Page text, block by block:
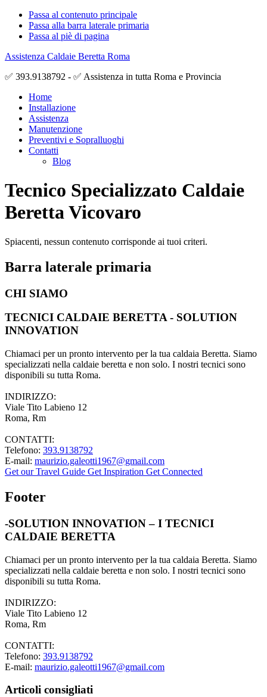
Passa al contenuto principale
Passa alla barra laterale primaria
Passa al piè di pagina
Assistenza Caldaie Beretta Roma
✅ 393.9138792 - ✅ Assistenza in tutta Roma e Provincia
Home
Installazione
Assistenza
Manutenzione
Preventivi e Sopralluoghi
Contatti
Blog
Tecnico Specializzato Caldaie
Beretta Vicovaro
Spiacenti, nessun contenuto corrisponde ai tuoi criteri.
Barra laterale primaria
CHI SIAMO
TECNICI CALDAIE BERETTA - SOLUTION
INNOVATION
Chiamaci per un pronto intervento per la tua caldaia Beretta. Siamo
specializzati nella caldaie beretta e non solo. I nostri tecnici sono
disponibili su tutta Roma.
INDIRIZZO:
Viale Tito Labieno 12
Roma, Rm
CONTATTI:
Telefono: 393.9138792
E-mail: maurizio.galeotti1967@gmail.com
Get our Travel Guide Get Inspiration Get Connected
Footer
-SOLUTION INNOVATION – I TECNICI
CALDAIE BERETTA
Chiamaci per un pronto intervento per la tua caldaia Beretta. Siamo
specializzati nella caldaie beretta e non solo. I nostri tecnici sono
disponibili su tutta Roma.
INDIRIZZO:
Viale Tito Labieno 12
Roma, Rm
CONTATTI:
Telefono: 393.9138792
E-mail: maurizio.galeotti1967@gmail.com
Articoli consigliati